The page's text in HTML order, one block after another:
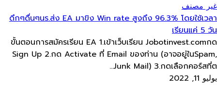
غير مصنف
ดึกๆดื่นๆนร.ส่ง​ EA มาขิง​ Win rate​ สูงถึง​ 96.3% โดยใช้เวลา
เรียนแค่​ 5 วัน
ขั้นตอนการสมัครเรียน​ EA 1.เข้าเว็บ​เรียน Jobotinvest.comกด
Sign Up 2.กด Activate ที่ Email ของท่าน​ (อาจอยู่ใน​Spam,
Junk Mail) 3.กดเลือกคอร์สที่ต...
يوليو 11, 2022